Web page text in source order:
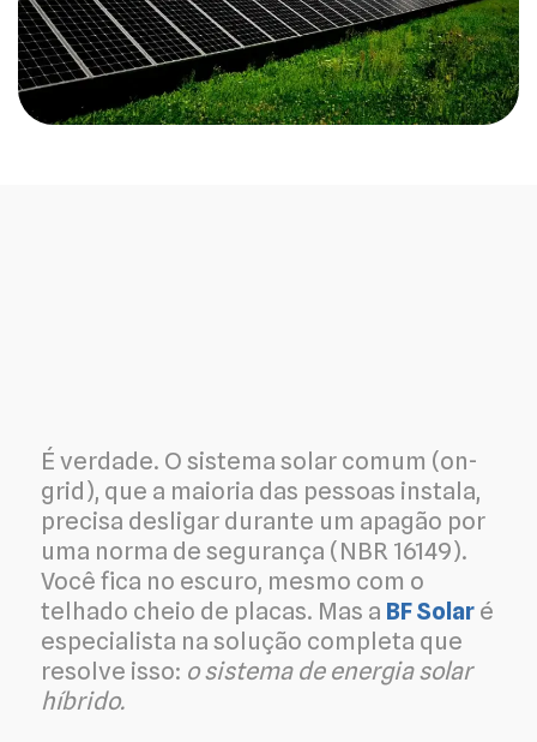
É verdade. O sistema solar comum (on-
grid), que a maioria das pessoas instala,
precisa desligar durante um apagão por
uma norma de segurança (NBR 16149).
Você fica no escuro, mesmo com o
telhado cheio de placas. Mas a BF Solar é
especialista na solução completa que
resolve isso: o sistema de energia solar
híbrido.